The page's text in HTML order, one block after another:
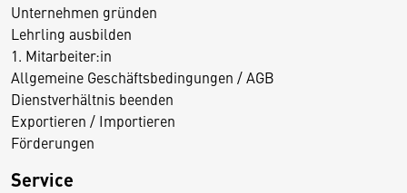
Unternehmen gründen
Lehrling ausbilden
1. Mitarbeiter:in
Allgemeine Geschäftsbedingungen / AGB
Dienstverhältnis beenden
Exportieren / Importieren
Förderungen
Service